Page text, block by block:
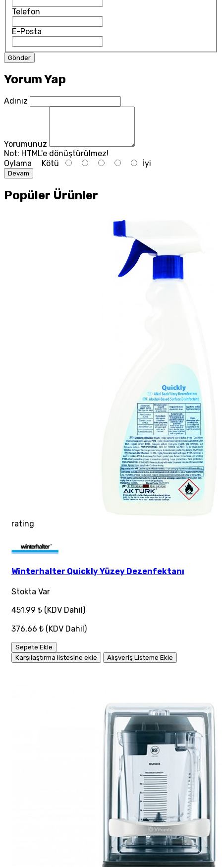
Telefon
E-Posta
Yorum Yap
Adınız
Yorumunuz
Not: HTML'e dönüştürülmez!
Oylama Kötü İyi
Devam
Popüler Ürünler
rating
Winterhalter Quickly Yüzey Dezenfektanı
Stokta Var
451,99 ₺ (KDV Dahil)
376,66 ₺ (KDV Dahil)
Sepete Ekle
Karşılaştırma listesine ekle
Alışveriş Listeme Ekle